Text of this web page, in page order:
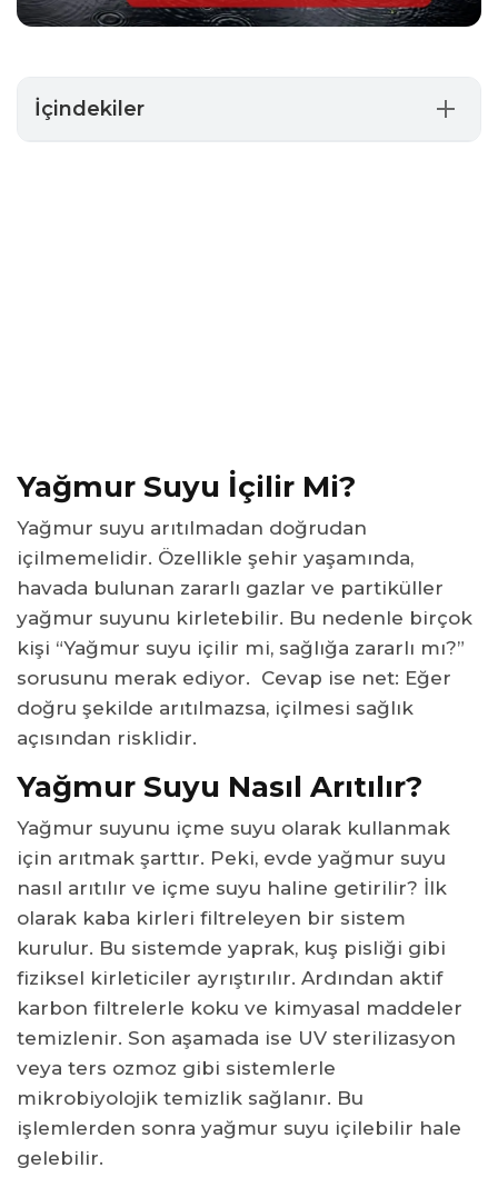
İçindekiler
Yağmur Suyu Neden Doğrudan İçilmez?
Yağmur Suyunu İçilebilir Hale Getirmek İçin Ne
Yapmak Gerekir?
Yağmur Suyu İçmenin Vücuda Zararı Var Mı?
Yağmur Suyu Evde Kullanılır Mı?
Yağmur Suyu İçilir Mi?
Yağmur suyu arıtılmadan doğrudan
içilmemelidir. Özellikle şehir yaşamında,
havada bulunan zararlı gazlar ve partiküller
yağmur suyunu kirletebilir. Bu nedenle birçok
kişi “Yağmur suyu içilir mi, sağlığa zararlı mı?”
sorusunu merak ediyor. Cevap ise net: Eğer
doğru şekilde arıtılmazsa, içilmesi sağlık
açısından risklidir.
Yağmur Suyu Nasıl Arıtılır?
Yağmur suyunu içme suyu olarak kullanmak
için arıtmak şarttır. Peki, evde yağmur suyu
nasıl arıtılır ve içme suyu haline getirilir? İlk
olarak kaba kirleri filtreleyen bir sistem
kurulur. Bu sistemde yaprak, kuş pisliği gibi
fiziksel kirleticiler ayrıştırılır. Ardından aktif
karbon filtrelerle koku ve kimyasal maddeler
temizlenir. Son aşamada ise UV sterilizasyon
veya ters ozmoz gibi sistemlerle
mikrobiyolojik temizlik sağlanır. Bu
işlemlerden sonra yağmur suyu içilebilir hale
gelebilir.